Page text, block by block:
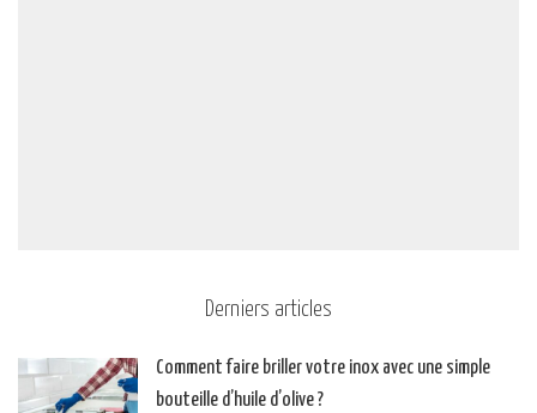
Derniers articles
Comment faire briller votre inox avec une simple
bouteille d’huile d’olive ?